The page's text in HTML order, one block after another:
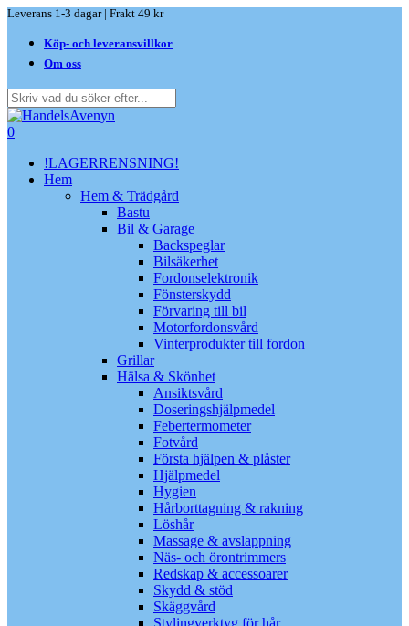
Skip
main
content
Leverans 1-3 dagar | Frakt 49 kr
Köp- och leveransvillkor
Om oss
Close
Search
search
0
!LAGERRENSNING!
Hem
Hem & Trädgård
Bastu
Bil & Garage
Backspeglar
Bilsäkerhet
Fordonselektronik
Fönsterskydd
Förvaring till bil
Motorfordonsvård
Vinterprodukter till fordon
Grillar
Hälsa & Skönhet
Ansiktsvård
Doseringshjälpmedel
Febertermometer
Fotvård
Första hjälpen & plåster
Hjälpmedel
Hygien
Hårborttagning & rakning
Löshår
Massage & avslappning
Näs- och örontrimmers
Redskap & accessoarer
Skydd & stöd
Skäggvård
Stylingverktyg för hår